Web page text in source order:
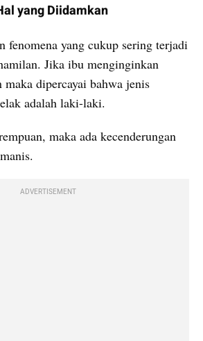
yang Diidamkan
fenomena yang cukup sering terjadi
Jika ibu menginginkan
maka dipercayai bahwa jenis
adalah laki-laki.
maka ada kecenderungan
ADVERTISEMENT